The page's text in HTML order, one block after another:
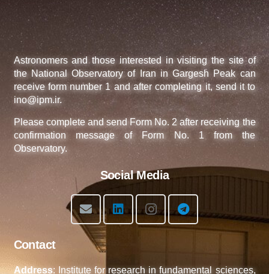
Astronomers and those interested in visiting the site of
the National Observatory of Iran in Gargesh Peak can
receive form number 1 and after completing it, send it to
ino@ipm.ir.
Please complete and send Form No. 2 after receiving the
confirmation message of Form No. 1 from the
Observatory.
Social Media
Contact
Address: Institute for research in fundamental sciences,